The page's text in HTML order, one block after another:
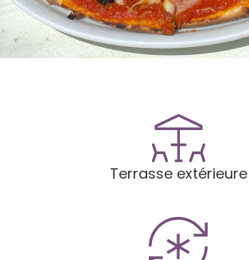
Terrasse extérieure